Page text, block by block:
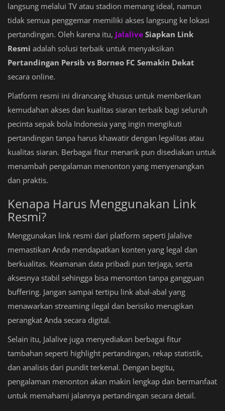
langsung melalui TV atau stadion memang ideal, namun
tidak semua penggemar memiliki akses langsung ke lokasi
pertandingan. Oleh karena itu, Jalalive Siapkan Link
Resmi adalah solusi terbaik untuk menyaksikan
Pertandingan Persib vs Borneo FC Semakin Dekat
secara online.
Platform resmi ini dirancang khusus untuk memberikan
kemudahan akses dan kualitas siaran terbaik bagi seluruh
pecinta sepak bola Indonesia yang ingin mengikuti
pertandingan tanpa harus khawatir dengan legalitas atau
kualitas siaran. Berbagai fitur menarik pun disediakan untuk
menambah pengalaman menonton yang menyenangkan
dan praktis.
Kenapa Harus Menggunakan Link
Resmi?
Menggunakan link resmi dari platform seperti Jalalive
memastikan Anda mendapatkan konten yang legal dan
berkualitas. Keamanan data pribadi pun terjaga, serta
aksesnya stabil sehingga bisa menonton tanpa gangguan
buffering. Jangan sampai tertipu link abal-abal yang
menawarkan streaming ilegal dan berisiko merugikan
perangkat Anda secara digital.
Selain itu, Jalalive juga menyediakan berbagai fitur
tambahan seperti highlight pertandingan, rekap statistik,
dan analisis dari pundit terkenal. Dengan begitu,
pengalaman menonton akan makin lengkap dan bermanfaat
untuk memahami jalannya pertandingan secara detail.